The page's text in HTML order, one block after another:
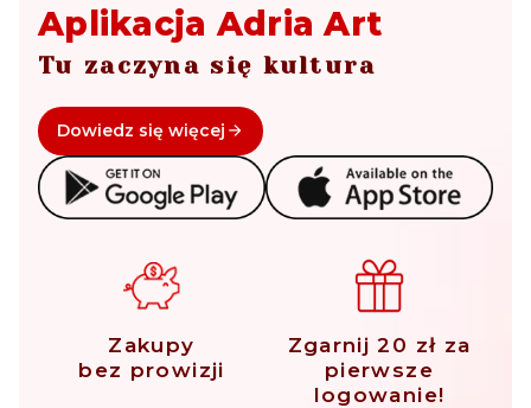
Aplikacja Adria Art
Tu zaczyna się kultura
Dowiedz się więcej
Zakupy
bez prowizji
Zgarnij 20 zł za
pierwsze
logowanie!